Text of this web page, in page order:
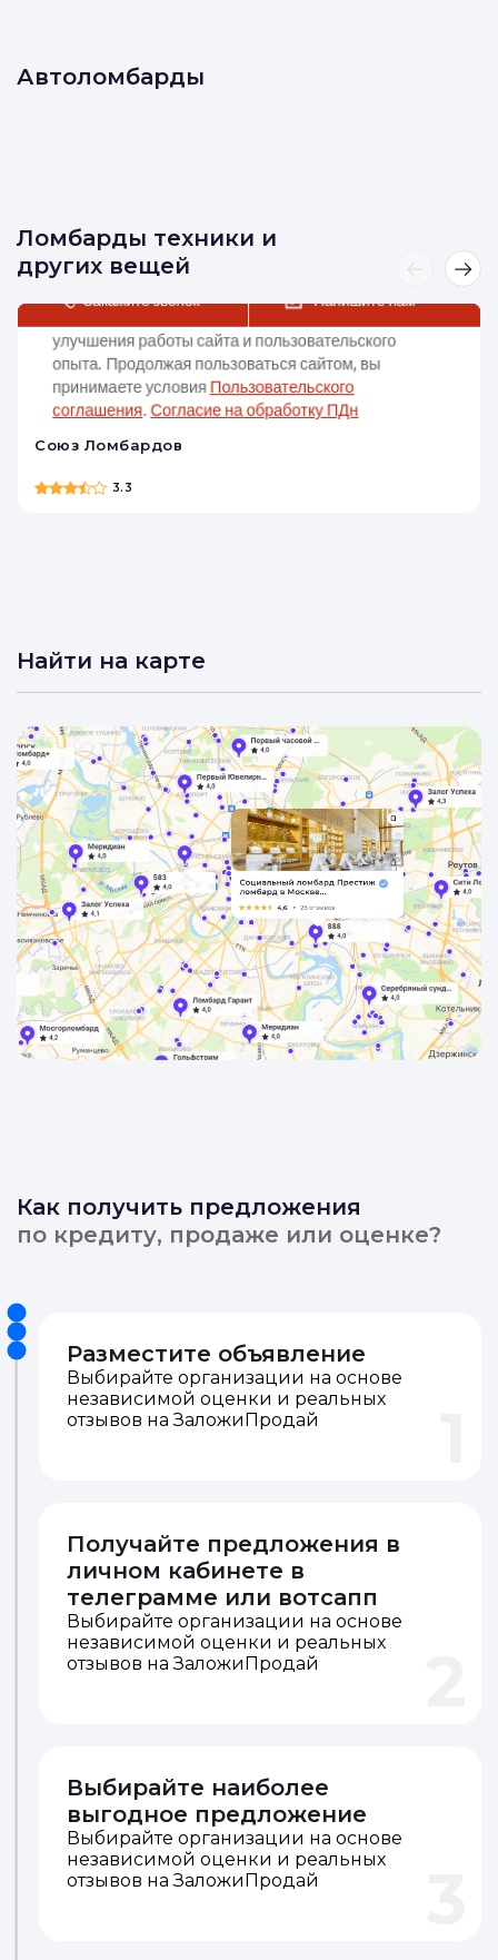
Автоломбарды
Ломбарды техники и
других вещей
Союз Ломбардов
3.3
Найти на карте
Как получить предложения
по кредиту, продаже или оценке?
Разместите объявление
Выбирайте организации на основе
независимой оценки и реальных
отзывов на ЗаложиПродай
Получайте предложения в
личном кабинете в
телеграмме или вотсапп
Выбирайте организации на основе
независимой оценки и реальных
отзывов на ЗаложиПродай
Выбирайте наиболее
выгодное предложение
Выбирайте организации на основе
независимой оценки и реальных
отзывов на ЗаложиПродай